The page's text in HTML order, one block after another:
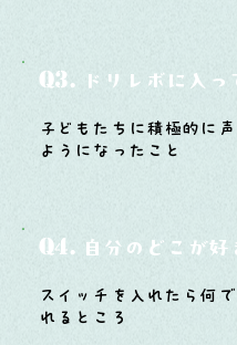
Q3. ドリレボに入っ
子どもたちに積極的に
ようになったこと
Q4. 自分のどこが好
スイッチを入れたら何
れるところ